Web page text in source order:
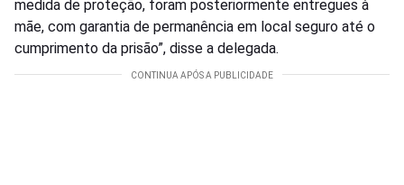
medida de proteção, foram posteriormente entregues à
mãe, com garantia de permanência em local seguro até o
cumprimento da prisão”, disse a delegada.